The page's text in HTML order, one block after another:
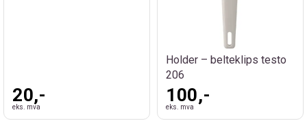
20,-
eks. mva
Holder – belteklips testo
206
100,-
eks. mva